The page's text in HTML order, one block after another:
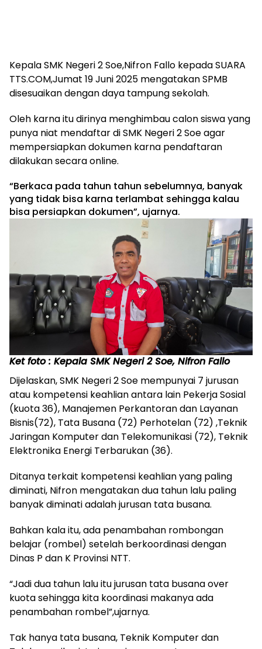
Kepala SMK Negeri 2 Soe,Nifron Fallo kepada SUARA
TTS.COM,Jumat 19 Juni 2025 mengatakan SPMB
disesuaikan dengan daya tampung sekolah.
Oleh karna itu dirinya menghimbau calon siswa yang
punya niat mendaftar di SMK Negeri 2 Soe agar
mempersiapkan dokumen karna pendaftaran
dilakukan secara online.
“Berkaca pada tahun tahun sebelumnya, banyak
yang tidak bisa karna terlambat sehingga kalau
bisa persiapkan dokumen”, ujarnya.
Ket foto : Kepala SMK Negeri 2 Soe, Nifron Fallo
Dijelaskan, SMK Negeri 2 Soe mempunyai 7 jurusan
atau kompetensi keahlian antara lain Pekerja Sosial
(kuota 36), Manajemen Perkantoran dan Layanan
Bisnis(72), Tata Busana (72) Perhotelan (72) ,Teknik
Jaringan Komputer dan Telekomunikasi (72), Teknik
Elektronika Energi Terbarukan (36).
Ditanya terkait kompetensi keahlian yang paling
diminati, Nifron mengatakan dua tahun lalu paling
banyak diminati adalah jurusan tata busana.
Bahkan kala itu, ada penambahan rombongan
belajar (rombel) setelah berkoordinasi dengan
Dinas P dan K Provinsi NTT.
“Jadi dua tahun lalu itu jurusan tata busana over
kuota sehingga kita koordinasi makanya ada
penambahan rombel”,ujarnya.
Tak hanya tata busana, Teknik Komputer dan